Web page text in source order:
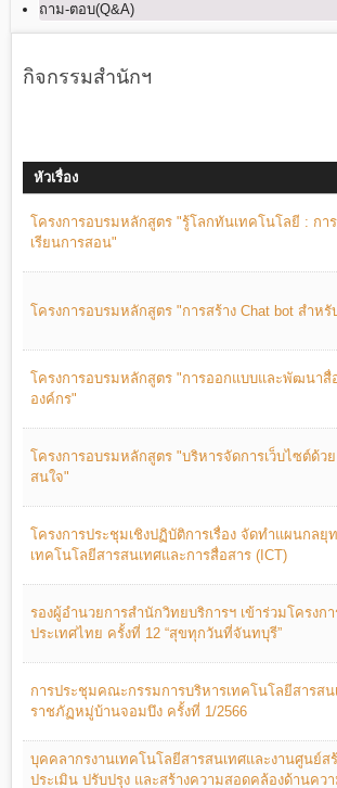
ถาม-ตอบ(Q&A)
กิจกรรมสำนักฯ
หัวเรื่อง
โครงการอบรมหลักสูตร "รู้โลกทันเทคโนโลยี : กา
เรียนการสอน"
โครงการอบรมหลักสูตร "การสร้าง Chat bot สำหรั
โครงการอบรมหลักสูตร "การออกแบบและพัฒนา
องค์กร"
โครงการอบรมหลักสูตร "บริหารจัดการเว็บไซต์ด้ว
สนใจ"
โครงการประชุมเชิงปฏิบัติการเรื่อง จัดทำแผนกล
เทคโนโลยีสารสนเทศและการสื่อสาร (ICT)
รองผู้อำนวยการสำนักวิทยบริการฯ เข้าร่วมโครง
ประเทศไทย ครั้งที่ 12 “สุขทุกวันที่จันทบุรี”
การประชุมคณะกรรมการบริหารเทคโนโลยีสารส
ราชภัฏหมู่บ้านจอมบึง ครั้งที่ 1/2566
บุคคลากรงานเทคโนโลยีสารสนเทศและงานศูนย์ส
ประเมิน ปรับปรุง และสร้างความสอดคล้องด้านค